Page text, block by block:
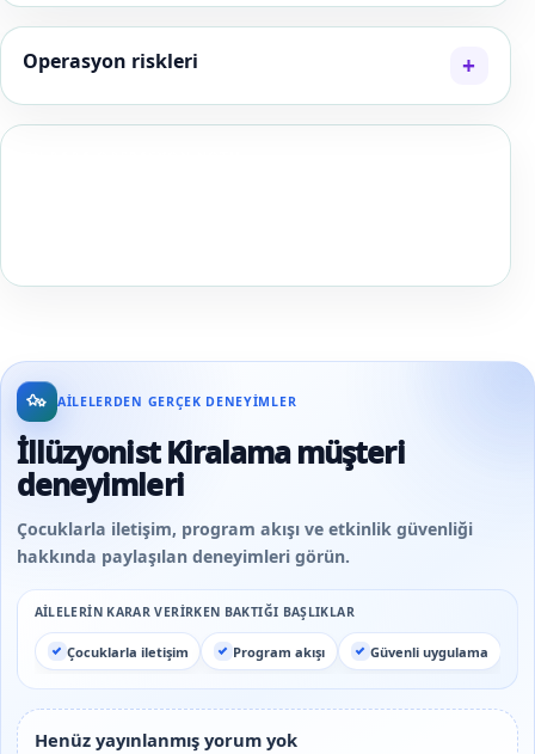
Operasyon riskleri
AILELERDEN GERÇEK DENEYIMLER
İllüzyonist Kiralama müşteri
deneyimleri
Çocuklarla iletişim, program akışı ve etkinlik güvenliği
hakkında paylaşılan deneyimleri görün.
AILELERIN KARAR VERIRKEN BAKTIĞI BAŞLIKLAR
Çocuklarla iletişim Program akışı Güvenli uygulama
Henüz yayınlanmış yorum yok